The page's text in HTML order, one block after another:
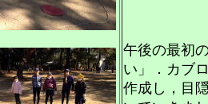
午後の最初
い」．カブ
作成し，目